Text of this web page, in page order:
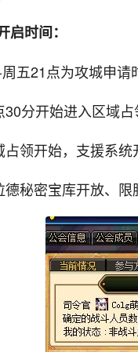
启时间：
五21点为攻城申
分开始进入区域占
领开始，支援系统
秘密宝库开放、限